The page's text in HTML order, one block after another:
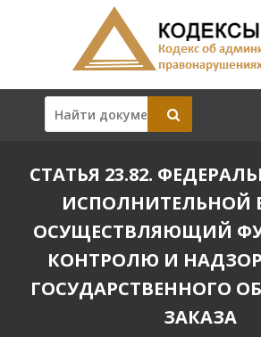
СТАТЬЯ 23.82.
ИСПОЛНИТЕЛЬНОЙ
ОСУЩЕСТВЛЯЮЩИЙ
КОНТРОЛЮ И
ГОСУДАРСТВЕННОГО
ЗАКАЗА